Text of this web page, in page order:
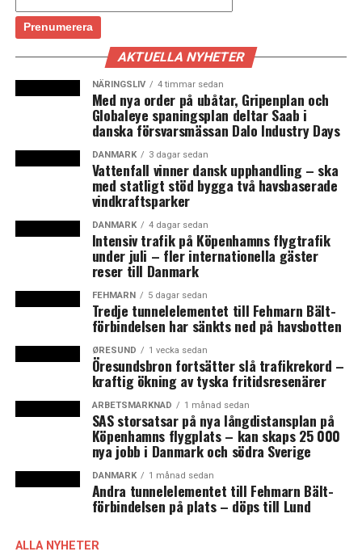
Øresund.
För tillfället utreds en förändring av arbetsrätten i
Sverige, som i korta drag innebär att det ska ges större
möjligheter till kompetensutveckling för anställda, att
anställningsskyddet för personer med
visstidsanställningar ska bli bättre, att skälen för
uppsägning ska tydliggöras samt att arbetsgivare ska ha
större möjligheter att göra undantag från
turordningsreglerna i samband med uppsägningar.
Utredningarna är ett resultat av Januariavtalet från
2019 mellan Socialdemokraterna, Miljöpartiet,
Liberalerna och Centerpartiet där partierna beslutade
om en modernisering av arbetsrätten för att öka
rörligheten och tryggheten på arbetsmarknaden.
Partierna vill även reformera arbetslöshetsförsäkringen
”i linje med en flexicuritymodell”, står det i
överenskommelsen.
Bent Greve, professor i statsvetenskap vid Roskilde Universitet. Foto:
Om de föreslagna ändringarna blir lag så innebär det att
den svenska arbetsmarknadsmodellen blir mer lik den
danska. Tre begrepp som kännetecknar flexicurity-
sysselsättningstrygghet. Modellen innebär att den
AKTUELLA NYHETER
NÄRINGSLIV 4 timmar sedan
Med nya order på ubåtar, Gripenplan och
Globaleye spaningsplan deltar Saab i
danska försvarsmässan Dalo Industry Days
DANMARK 3 dagar sedan
Vattenfall vinner dansk upphandling – ska
med statligt stöd bygga två havsbaserade
vindkraftsparker
DANMARK 4 dagar sedan
Intensiv trafik på Köpenhamns flygtrafik
under juli – fler internationella gäster
reser till Danmark
FEHMARN 5 dagar sedan
Tredje tunnelelementet till Fehmarn Bält-
förbindelsen har sänkts ned på havsbotten
ØRESUND 1 vecka sedan
Öresundsbron fortsätter slå trafikrekord –
kraftig ökning av tyska fritidsresenärer
ARBETSMARKNAD 1 månad sedan
SAS storsatsar på nya långdistansplan på
Köpenhamns flygplats – kan skaps 25 000
nya jobb i Danmark och södra Sverige
DANMARK 1 månad sedan
Andra tunnelelementet till Fehmarn Bält-
förbindelsen på plats – döps till Lund
ALLA NYHETER